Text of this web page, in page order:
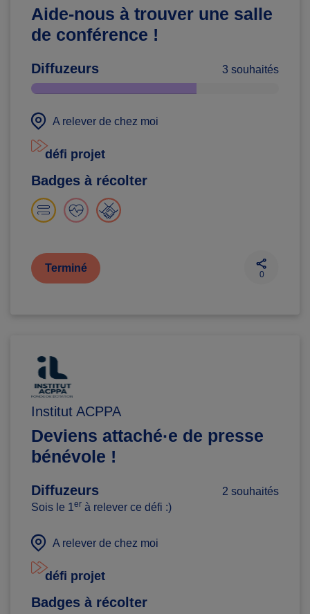
Aide-nous à trouver une salle
de conférence !
Diffuzeurs 3 souhaités
A relever de chez moi
défi projet
Badges à récolter
Terminé
0
Institut ACPPA
Deviens attaché·e de presse
bénévole !
Diffuzeurs
2 souhaités
Sois le 1er à relever ce défi :)
A relever de chez moi
défi projet
Badges à récolter